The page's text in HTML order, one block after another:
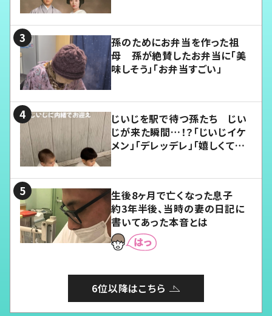
孫のためにお弁当を作った祖
母 孫が絶賛したお弁当に「美
味しそう」「お弁当すごい」
じいじを駅で待つ孫たち じい
じが来た瞬間…！？「じいじイケ
メン」「デレッデレ」「嬉しくて可
生後8ヶ月で亡くなった息子
約3年半後、当時の妻の日記に
書いてあった本音とは
6位以降はこちら